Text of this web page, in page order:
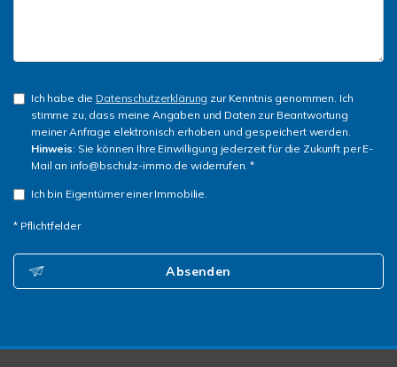
Ich habe die Datenschutzerklärung zur Kenntnis genommen. Ich
stimme zu, dass meine Angaben und Daten zur Beantwortung
meiner Anfrage elektronisch erhoben und gespeichert werden.
Hinweis: Sie können Ihre Einwilligung jederzeit für die Zukunft per E-
Mail an info@bschulz-immo.de widerrufen. *
Ich bin Eigentümer einer Immobilie.
* Pflichtfelder
Absenden